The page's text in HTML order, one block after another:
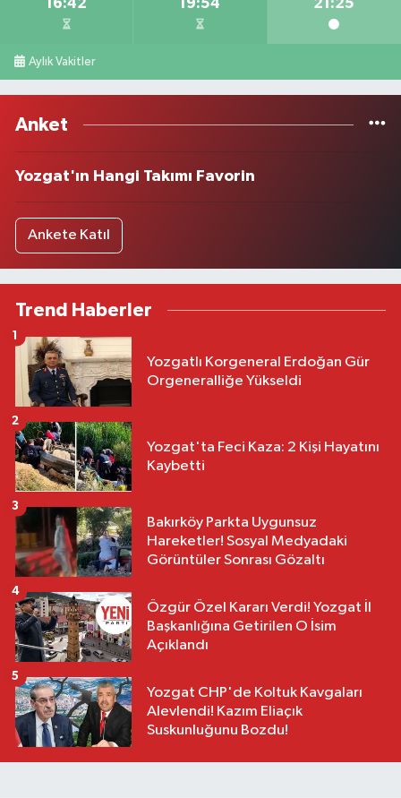
Aylık Vakitler
Anket
Yozgat'ın Hangi Takımı Favorin
Ankete Katıl
Trend Haberler
Yozgatlı Korgeneral Erdoğan Gür
Orgeneralliğe Yükseldi
1
Yozgat'ta Feci Kaza: 2 Kişi Hayatını
Kaybetti
2
Bakırköy Parkta Uygunsuz
Hareketler! Sosyal Medyadaki
Görüntüler Sonrası Gözaltı
3
Özgür Özel Kararı Verdi! Yozgat İl
Başkanlığına Getirilen O İsim
Açıklandı
4
Yozgat CHP'de Koltuk Kavgaları
Alevlendi! Kazım Eliaçık
Suskunluğunu Bozdu!
5